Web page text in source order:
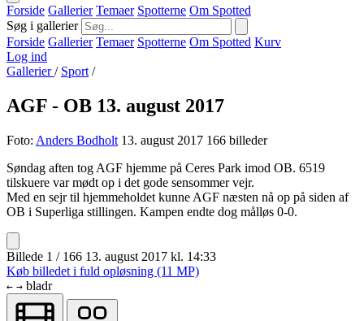
Forside Gallerier Temaer Spotterne Om Spotted
Søg i gallerier
Forside Gallerier Temaer Spotterne Om Spotted Kurv
Log ind
Gallerier/ Sport /
AGF - OB 13. august 2017
Foto: Anders Bodholt 13. august 2017 166 billeder
Søndag aften tog AGF hjemme på Ceres Park imod OB. 6519
tilskuere var mødt op i det gode sensommer vejr.
Med en sejr til hjemmeholdet kunne AGF næsten nå op på siden af
OB i Superliga stillingen. Kampen endte dog målløs 0-0.
Billede 1 / 166 13. august 2017 kl. 14:33
Køb billedet i fuld opløsning (11 MP)
← → bladr